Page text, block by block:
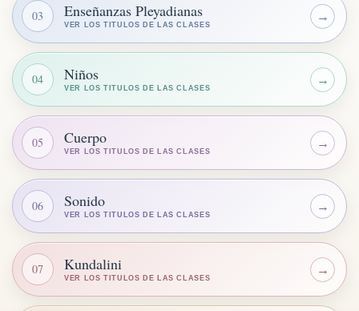
03 Enseñanzas Pleyadianas
VER LOS TITULOS DE LAS CLASES
→
04 Niños
VER LOS TITULOS DE LAS CLASES
→
05 Cuerpo
VER LOS TITULOS DE LAS CLASES
→
06 Sonido
VER LOS TITULOS DE LAS CLASES
→
07 Kundalini
VER LOS TITULOS DE LAS CLASES
→